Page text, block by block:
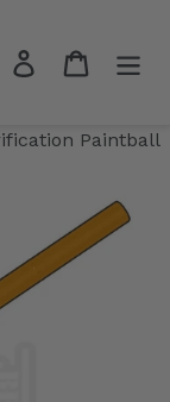
Se connecter
Panier
Paintball